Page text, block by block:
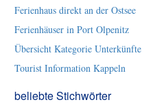
Ferienhaus direkt an der Ostsee
Ferienhäuser in Port Olpenitz
Übersicht Kategorie Unterkünfte
Tourist Information Kappeln
beliebte Stichwörter